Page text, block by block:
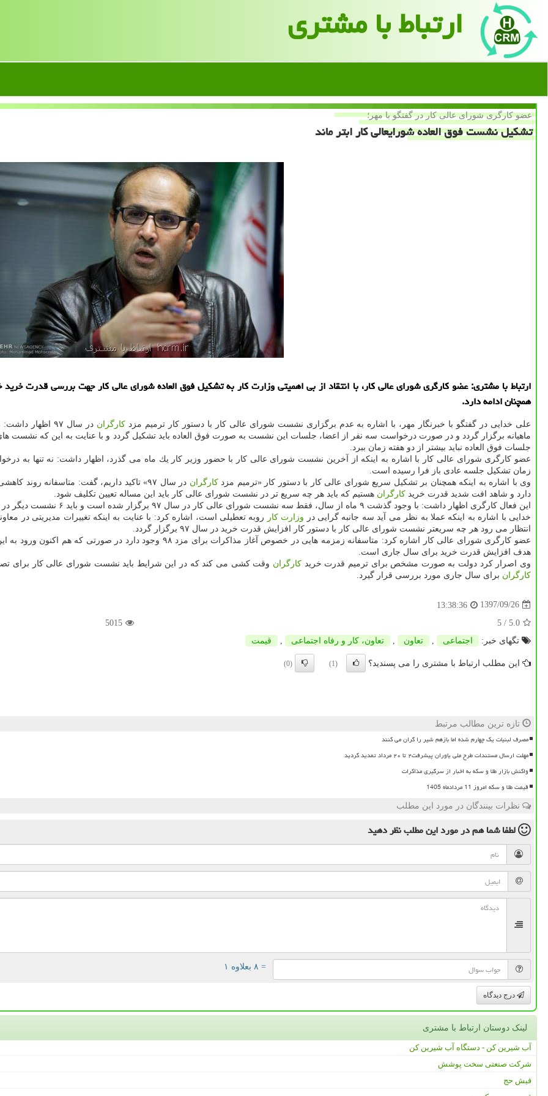
ارتباط با مشتری
عضو كارگری شورای عالی كار در گفتگو با مهر؛
تشكیل نشست فوق العاده شورایعالی كار ابتر ماند
ارتباط با مشتری: عضو كارگری شورای عالی كار، با انتقاد از بی اهمیتی وزارت كار به تشكیل فوق العاده شورای عالی كار جهت بررسی قدرت
همچنان ادامه دارد.
علی خدایی در گفتگو با خبرنگار مهر، با اشاره به عدم برگزاری نشست شورای عالی كار با دستور كار ترمیم مزد كارگران
ماهیانه برگزار گردد و در صورت درخواست سه نفر از اعضا، جلسات این نشست به صورت فوق العاده باید تشكیل گردد و با عنایت به این كه نشست
جلسات فوق العاده نباید بیشتر از دو هفته زمان ببرد.
عضو كارگری شورای عالی كار با اشاره به اینكه از آخرین نشست شورای عالی كار با حضور وزیر كار یك ماه می گذرد، اظهار داشت: نه تنها به
زمان تشكیل جلسه عادی باز فرا رسیده است.
وی با اشاره به اینكه همچنان بر تشكیل سریع شورای عالی كار با دستور كار «ترمیم مزدكارگران در سال ۹۷» تاكید داریم، گفت: متاسفانه روند كاهشی قدرت خرید
دارد و شاهد افت شدید قدرت خرید كارگران هستیم كه باید هر چه سریع تر در نشست شورای عالی كار باید این مساله تعیین تكلیف شود.
این فعال كارگری اظهار داشت: با وجود گذشت ۹ ماه از سال، فقط سه نشست شورای عالی كار در سال ۹۷ برگزار شده است و باید ۶ نشست دیگر در حالت عادی برگزار می شد.
خدایی با اشاره به اینكه عملا به نظر می آید سه جانبه گرایی در وزارت كار
روبه تعطیلی است، اشاره كرد: با عنایت به اینكه تغییرات مدیریتی در
انتظار می رود هر چه سریعتر نشست شورای عالی كار با دستور كار افزایش قدرت خرید در سال ۹۷ برگزار گردد.
عضو كارگری شورای عالی كار اشاره كرد: متاسفانه زمزمه هایی در خصوص آغاز
هدف افزایش قدرت خرید برای سال جاری است.
وی اصرار كرد دولت به صورت مشخص برای ترمیم قدرت خریدكارگران وقت كشی می كند كه در این شرایط باید نشست شورای عالی كار برای تصویب یا حتی رد افزایش
كارگران برای سال جاری مورد بررسی قرار گیرد.
1397/09/26
13:38:36
5.0
/ 5
5015
تگهای خبر:
اجتماعی , تعاون , تعاون، كار و رفاه اجتماعی , قیمت
این مطلب ارتباط با مشتری را می پسندید؟ (1)
(0)
تازه ترین مطالب مرتبط
مصرف لبنیات یک چهارم شده اما بازهم شیر را گران می کنند
مهلت ارسال مستندات طرح ملی یاوران پیشرفت۲ تا ۲۰ مرداد تمدید گردید
واکنش بازار طلا و سکه به اخبار از سرگیری مذاکرات
قیمت طلا و سکه امروز 11 مردادماه 1405
نظرات بینندگان در مورد این مطلب
لطفا شما همدر مورد این مطلبنظر دهید
= ۸ بعلاوه ۱
درج دیدگاه
لینک دوستان ارتباط با مشتری
آب شیرین کن - دستگاه آب شیرین کن
شرکت صنعتی سخت پوشش
فیش حج